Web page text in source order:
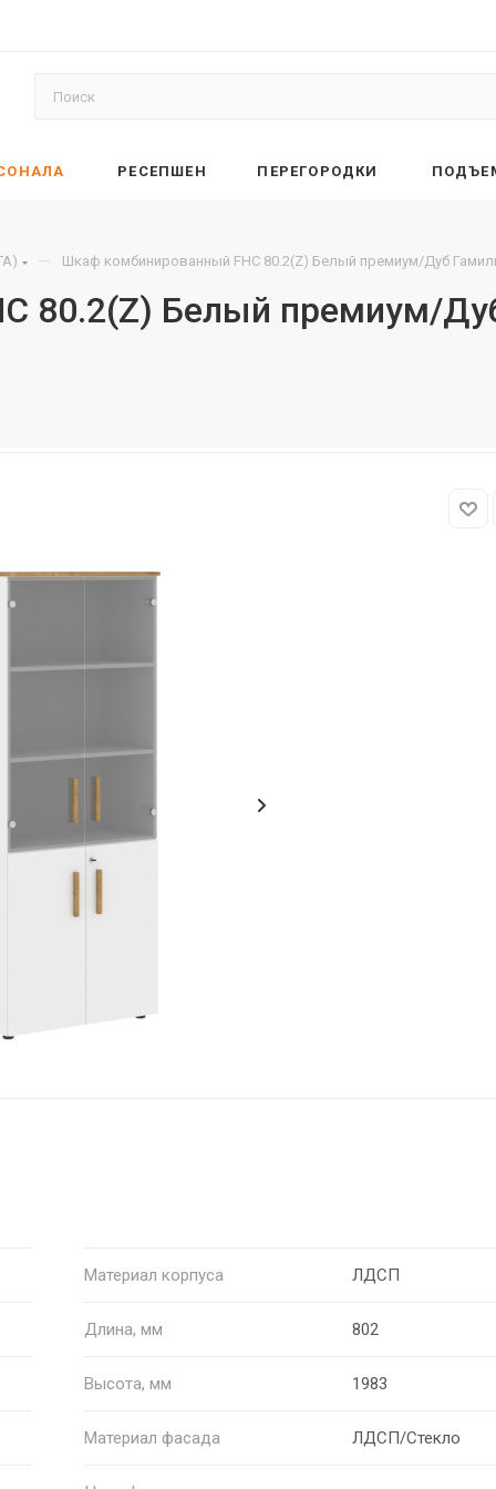
РЕСЕПШЕН ПЕРЕГОРОДКИ
— Шкаф комбинированный FHC 80.2(Z) Белый премиум/Дуб
80.2(Z) Белый премиум/
Материал корпуса ЛДСП
Длина, мм 802
Высота, мм 1983
Материал фасада ЛДСП/Стекло